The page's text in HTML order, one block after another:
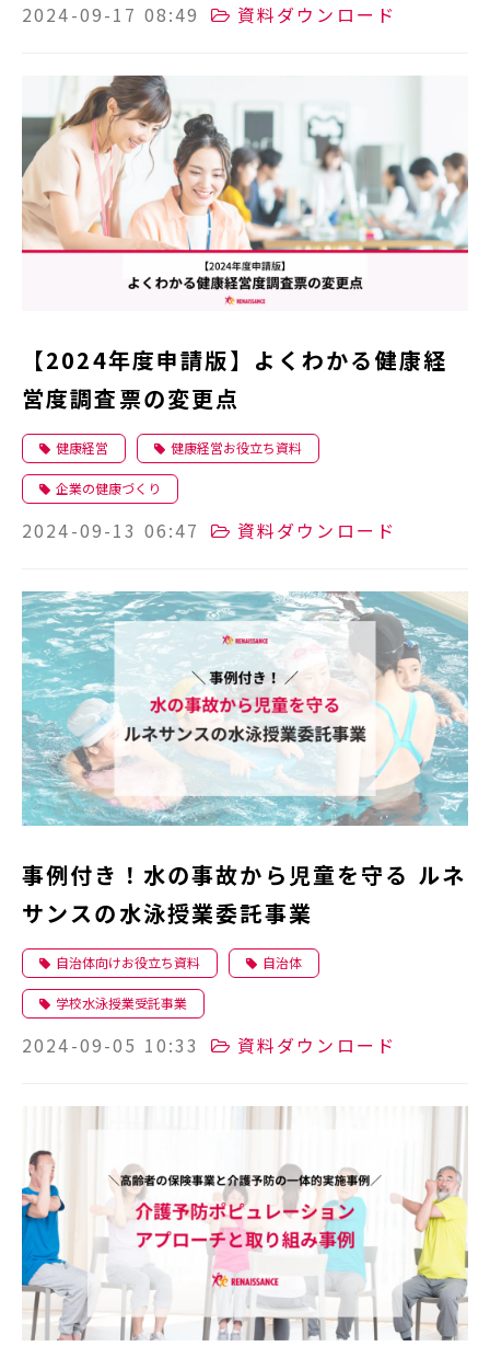
2024-09-17 08:49 資料ダウンロード
【2024年度申請版】よくわかる健康経
営度調査票の変更点
健康経営 健康経営お役立ち資料
企業の健康づくり
2024-09-13 06:47 資料ダウンロード
事例付き！水の事故から児童を守る ルネ
サンスの水泳授業委託事業
自治体向けお役立ち資料 自治体
学校水泳授業受託事業
2024-09-05 10:33 資料ダウンロード